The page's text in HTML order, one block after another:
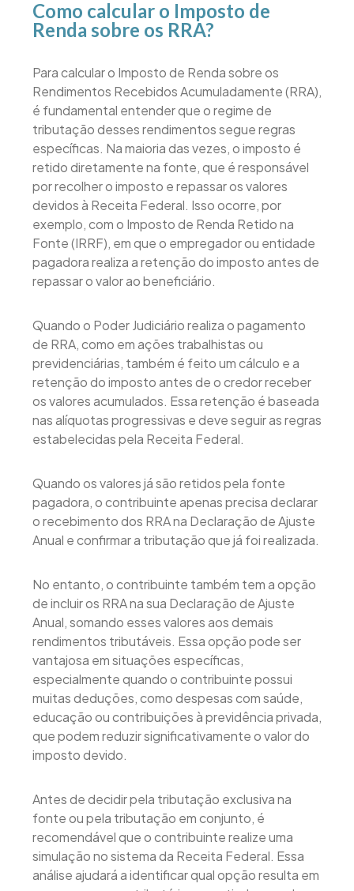
Como calcular o Imposto de
Renda sobre os RRA?
Para calcular o Imposto de Renda sobre os
Rendimentos Recebidos Acumuladamente (RRA),
é fundamental entender que o regime de
tributação desses rendimentos segue regras
específicas. Na maioria das vezes, o imposto é
retido diretamente na fonte, que é responsável
por recolher o imposto e repassar os valores
devidos à Receita Federal. Isso ocorre, por
exemplo, com o Imposto de Renda Retido na
Fonte (IRRF), em que o empregador ou entidade
pagadora realiza a retenção do imposto antes de
repassar o valor ao beneficiário.
Quando o Poder Judiciário realiza o pagamento
de RRA, como em ações trabalhistas ou
previdenciárias, também é feito um cálculo e a
retenção do imposto antes de o credor receber
os valores acumulados. Essa retenção é baseada
nas alíquotas progressivas e deve seguir as regras
estabelecidas pela Receita Federal.
Quando os valores já são retidos pela fonte
pagadora, o contribuinte apenas precisa declarar
o recebimento dos RRA na Declaração de Ajuste
Anual e confirmar a tributação que já foi realizada.
No entanto, o contribuinte também tem a opção
de incluir os RRA na sua Declaração de Ajuste
Anual, somando esses valores aos demais
rendimentos tributáveis. Essa opção pode ser
vantajosa em situações específicas,
especialmente quando o contribuinte possui
muitas deduções, como despesas com saúde,
educação ou contribuições à previdência privada,
que podem reduzir significativamente o valor do
imposto devido.
Antes de decidir pela tributação exclusiva na
fonte ou pela tributação em conjunto, é
recomendável que o contribuinte realize uma
simulação no sistema da Receita Federal. Essa
análise ajudará a identificar qual opção resulta em